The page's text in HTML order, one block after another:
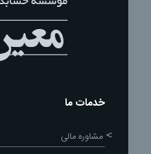
خدمات ما
مشاوره مالی